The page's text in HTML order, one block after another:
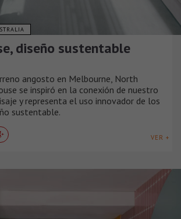
diseño sustentable
angosto en Melbourne, North
se inspiró en la conexión de nuestro
y representa el uso innovador de los
sustentable.
VER +